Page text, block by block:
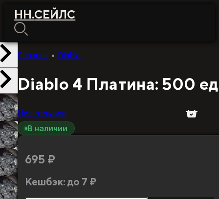
НН.СЕЙЛС
Главная • Diablo
Diablo 4 Платина: 500
Нет отзывов
В наличии
695 ₽
Кешбэк: до 7 ₽